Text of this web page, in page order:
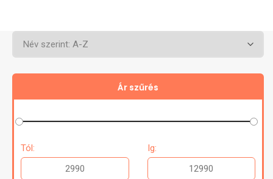
Ár szűrés
Tól: Ig: